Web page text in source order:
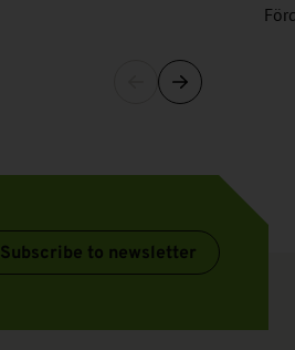
Subscribe to newsletter